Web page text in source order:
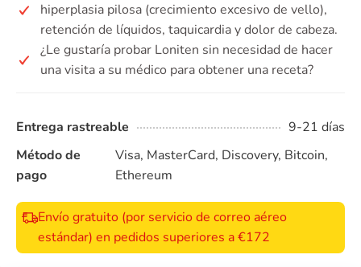
hiperplasia pilosa (crecimiento excesivo de vello),
retención de líquidos, taquicardia y dolor de cabeza.
¿Le gustaría probar Loniten sin necesidad de hacer
una visita a su médico para obtener una receta?
Entrega rastreable
9-21 días
Método de
pago
Visa, MasterCard, Discovery, Bitcoin,
Ethereum
Envío gratuito (por servicio de correo aéreo
estándar) en pedidos superiores a €172